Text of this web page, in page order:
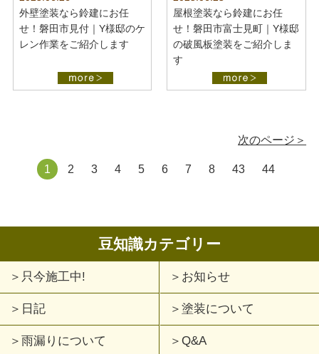
外壁塗装なら鈴建にお任
せ！磐田市見付｜Y様邸のケ
レン作業をご紹介します
屋根塗装なら鈴建にお任
せ！磐田市富士見町｜Y様邸
の破風板塗装をご紹介しま
す
1 2 3 4 5 6 7 8 43 44
次のページ＞
豆知識カテゴリー
只今施工中! お知らせ
日記 塗装について
雨漏りについて Q&A